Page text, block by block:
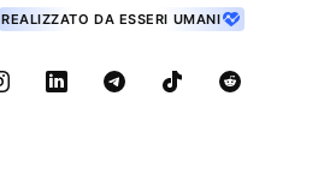
REALIZZATO DA ESSERI UMANI